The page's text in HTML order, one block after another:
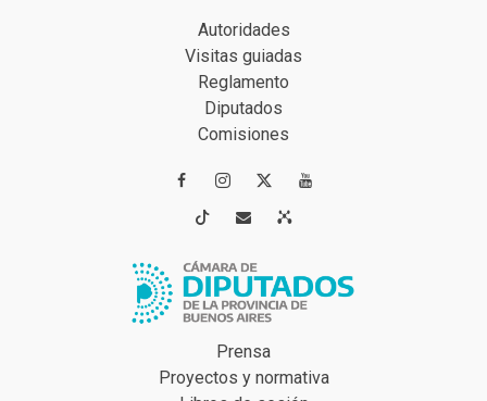
Autoridades
Visitas guiadas
Reglamento
Diputados
Comisiones
 
 
Prensa
Proyectos y normativa